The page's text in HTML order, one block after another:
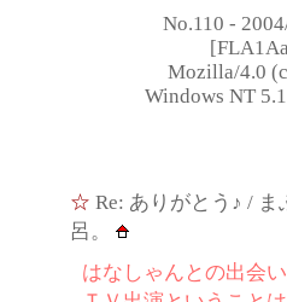
No.110 -
Mozilla/4.0
Windows NT
☆ Re: ありがとう♪ / ま
呂。
はなしゃんとの出会